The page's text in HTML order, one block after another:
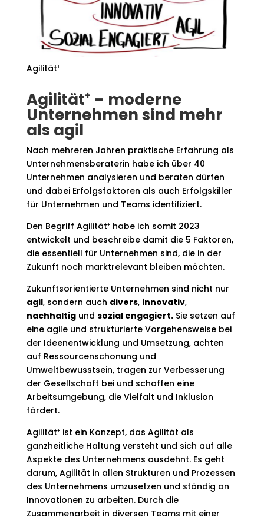
Agilität⁺
Agilität⁺ – moderne
Unternehmen sind mehr
als agil
Nach mehreren Jahren praktische Erfahrung als
Unternehmensberaterin habe ich über 40
Unternehmen analysieren und beraten dürfen
und dabei Erfolgsfaktoren als auch Erfolgskiller
für Unternehmen und Teams identifiziert.
Den Begriff Agilität⁺ habe ich somit 2023
entwickelt und beschreibe damit die 5 Faktoren,
die essentiell für Unternehmen sind, die in der
Zukunft noch marktrelevant bleiben möchten.
Zukunftsorientierte Unternehmen sind nicht nur
agil, sondern auch divers, innovativ,
nachhaltigund sozial engagiert.Sie setzen auf
eine agile und strukturierte Vorgehensweise bei
der Ideenentwicklung und Umsetzung, achten
auf Ressourcenschonung und
Umweltbewusstsein, tragen zur Verbesserung
der Gesellschaft bei und schaffen eine
Arbeitsumgebung, die Vielfalt und Inklusion
fördert.
Agilität⁺ ist ein Konzept, das Agilität als
ganzheitliche Haltung versteht und sich auf alle
Aspekte des Unternehmens ausdehnt. Es geht
darum, Agilität in allen Strukturen und Prozessen
des Unternehmens umzusetzen und ständig an
Innovationen zu arbeiten. Durch die
Zusammenarbeit in diversen Teams mit einer